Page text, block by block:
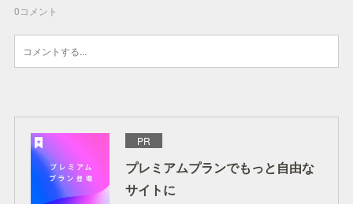
0コメント
PR
プレミアムプランでもっと自由な
サイトに